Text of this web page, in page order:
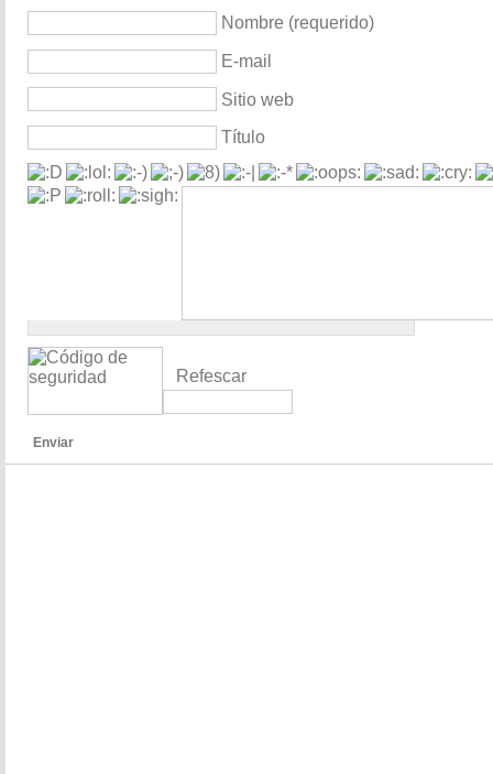
Nombre (requerido)
E-mail
Sitio web
Título
Refescar
Enviar